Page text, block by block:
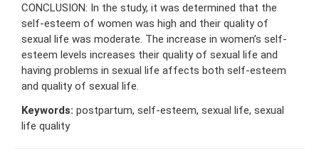
CONCLUSION: In the study, it was determined that the
self-esteem of women was high and their quality of
sexual life was moderate. The increase in women’s self-
esteem levels increases their quality of sexual life and
having problems in sexual life affects both self-esteem
and quality of sexual life.
Keywords: postpartum, self-esteem, sexual life, sexual
life quality